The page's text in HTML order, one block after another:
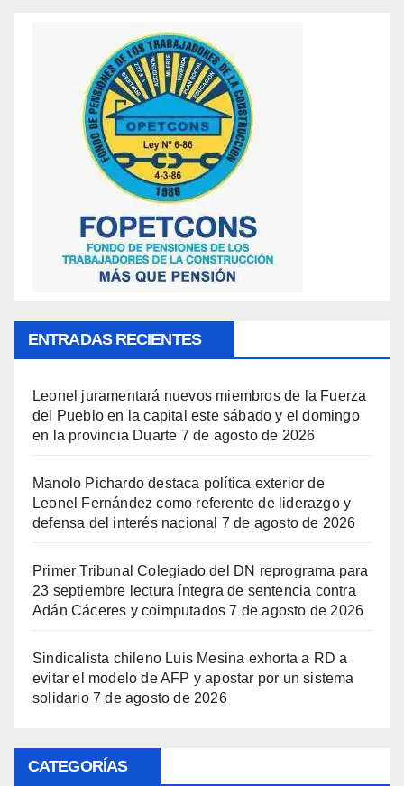
ENTRADAS RECIENTES
Leonel juramentará nuevos miembros de la Fuerza
del Pueblo en la capital este sábado y el domingo
en la provincia Duarte 7 de agosto de 2026
Manolo Pichardo destaca política exterior de
Leonel Fernández como referente de liderazgo y
defensa del interés nacional 7 de agosto de 2026
Primer Tribunal Colegiado del DN reprograma para
23 septiembre lectura íntegra de sentencia contra
Adán Cáceres y coimputados 7 de agosto de 2026
Sindicalista chileno Luis Mesina exhorta a RD a
evitar el modelo de AFP y apostar por un sistema
solidario 7 de agosto de 2026
CATEGORÍAS